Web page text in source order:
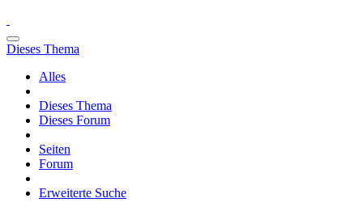
Dieses Thema
Alles
Dieses Thema
Dieses Forum
Seiten
Forum
Erweiterte Suche